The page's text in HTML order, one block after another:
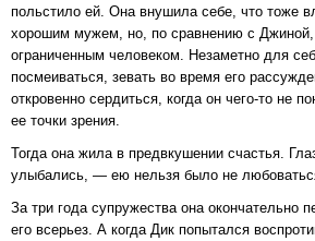
польстило ей. Она внушила себе, что тоже
хорошим мужем, но, по сравнению с Джиной,
ограниченным человеком. Незаметно для
посмеиваться, зевать во время его
откровенно сердиться, когда он чего-то не
ее точки зрения.
Тогда она жила в предвкушении счастья.
улыбались, — ею нельзя было не
За три года супружества она окончательно
его всерьез. А когда Дик попытался